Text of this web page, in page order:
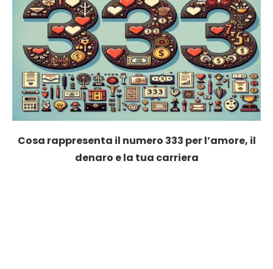
Cosa rappresenta il numero 333 per l’amore, il
denaro e la tua carriera